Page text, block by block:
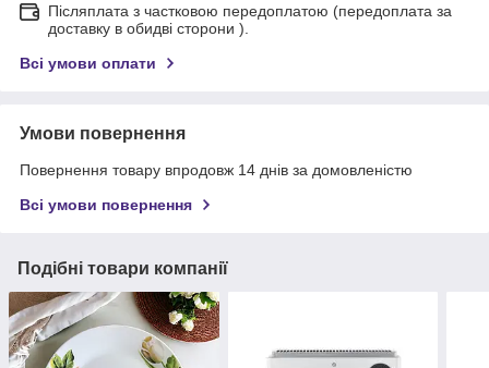
Післяплата з частковою передоплатою (передоплата за
доставку в обидві сторони ).
Всі умови оплати
Умови повернення
Повернення товару впродовж 14 днів за домовленістю
Всі умови повернення
Подібні товари компанії